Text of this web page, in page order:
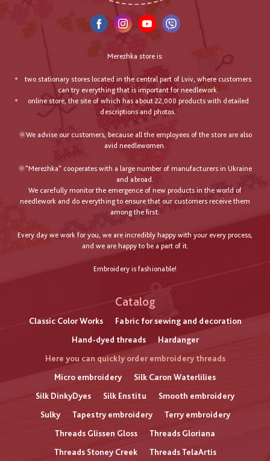
Merezhka store is:
two stationary stores located in the central part of Lviv, where customers
can try everything that is important for needlework.
online store, the site of which has about 22,000 products with detailed
descriptions and photos.
🌞We advise our customers, because all the employees of the store are also
avid needlewomen.
🌞"Merezhka" cooperates with a large number of manufacturers in Ukraine
and abroad.
We carefully monitor the emergence of new products in the world of
needlework and do everything to ensure that our customers receive them
among the first.
Every day we work for you, we are incredibly happy with your every process,
and we are happy to be a part of it.
Embroidery is fashionable!
Catalog
Classic Color Works
Fabric for sewing and decoration
Hand-dyed threads
Hardanger
Here you can quickly order embroidery threads
Micro embroidery
Silk Caron Waterlilies
Silk DinkyDyes
Silk Enstitu
Smooth embroidery
Sulky
Tapestry embroidery
Terry embroidery
Threads Glissen Gloss
Threads Gloriana
Threads Stoney Creek
Threads TelaArtis